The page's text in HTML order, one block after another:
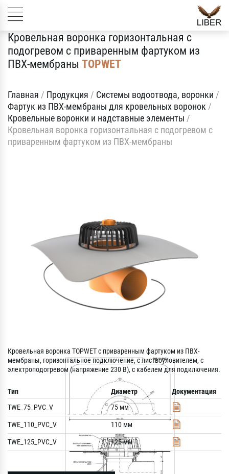
Кровельная воронка горизонтальная с
подогревом с приваренным фартуком из
ПВХ-мембраны TOPWET
Главная / Продукция / Системы водоотвода, воронки /
Фартук из ПВХ-мембраны для кровельных воронок /
Кровельные воронки и надставные элементы /
Кровельная воронка горизонтальная с подогревом с
приваренным фартуком из ПВХ-мембраны
Кровельная воронка TOPWET с приваренным фартуком из ПВХ-
мембраны, горизонтальное подключение, с листвоуловителем, с
электроподогревом (напряжение 230 В), с кабелем для подключения.
Тип Диаметр
Документация
TWE_75_PVC_V
75 мм
TWE_110_PVC_V 110 мм
TWE_125_PVC_V 125 мм